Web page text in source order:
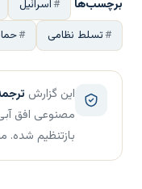
برچسب‌ها اسرائیل
تسلط نظامی
این گزارش
مصنوعی افق
بازتنظیم شده.